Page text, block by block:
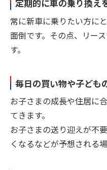
定期的に車の乗り換え
常に新車に乗りたい方に
面倒です。その点、リー
す。
毎日の買い物や子ども
お子さまの成長や住居に
てきます。
お子さまの送り迎えが不
くなるなどが予想される